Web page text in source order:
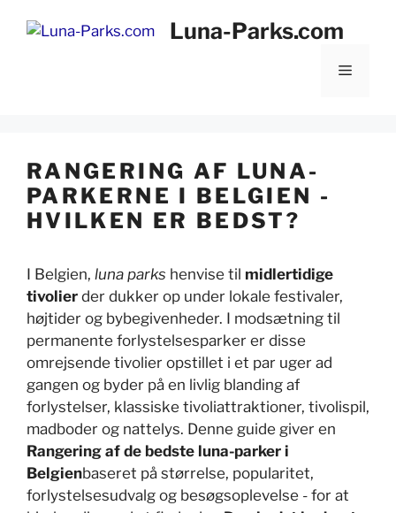
Luna-Parks.com
Menu
RANGERING AF LUNA-
PARKERNE I BELGIEN -
HVILKEN ER BEDST?
I Belgien, luna parks henvise til midlertidige
tivolier der dukker op under lokale festivaler,
højtider og bybegivenheder. I modsætning til
permanente forlystelsesparker er disse
omrejsende tivolier opstillet i et par uger ad
gangen og byder på en livlig blanding af
forlystelser, klassiske tivoliattraktioner, tivolispil,
madboder og nattelys. Denne guide giver en
Rangering af de bedste luna-parker i
Belgienbaseret på størrelse, popularitet,
forlystelsesudvalg og besøgsoplevelse - for at